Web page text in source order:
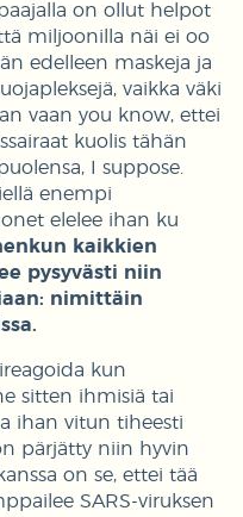
on ollut helpot
miljoonilla näi ei oo
edelleen maskeja ja
vaikka väki
vaan you know, ettei
kuolis tähän
I suppose.
enempi
elelee ihan ku
kaikkien
pysyvästi niin
nimittäin
kun
sitten ihmisiä tai
ihan vitun tiheesti
pärjätty niin hyvin
on se, ettei tää
SARS-viruksen